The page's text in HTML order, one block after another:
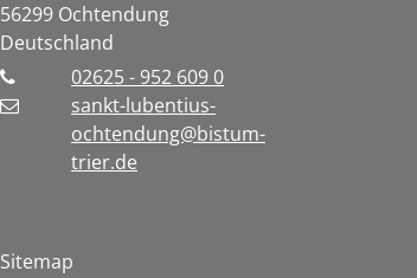
56299 Ochtendung
Deutschland
02625 - 952 609 0
sankt-lubentius-
ochtendung@bistum-
trier.de
Sitemap